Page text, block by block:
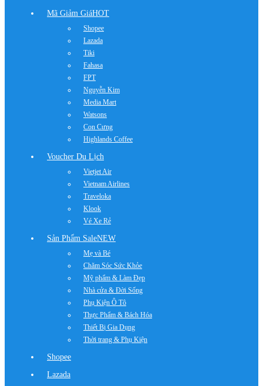
Mã Giảm GiáHOT
Shopee
Lazada
Tiki
Fahasa
FPT
Nguyễn Kim
Media Mart
Watsons
Con Cưng
Highlands Coffee
Voucher Du Lịch
Vietjet Air
Vietnam Airlines
Traveloka
Klook
Vé Xe Rẻ
Sản Phẩm SaleNEW
Mẹ và Bé
Chăm Sóc Sức Khỏe
Mỹ phẩm & Làm Đẹp
Nhà cửa & Đời Sống
Phụ Kiện Ô Tô
Thực Phẩm & Bách Hóa
Thiết Bị Gia Dụng
Thời trang & Phụ Kiện
Shopee
Lazada